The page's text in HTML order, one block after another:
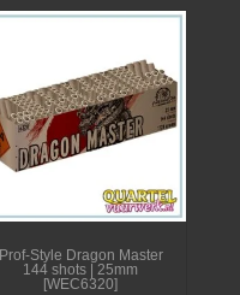
Prof-Style Dragon Master
144 shots | 25mm
[WEC6320]